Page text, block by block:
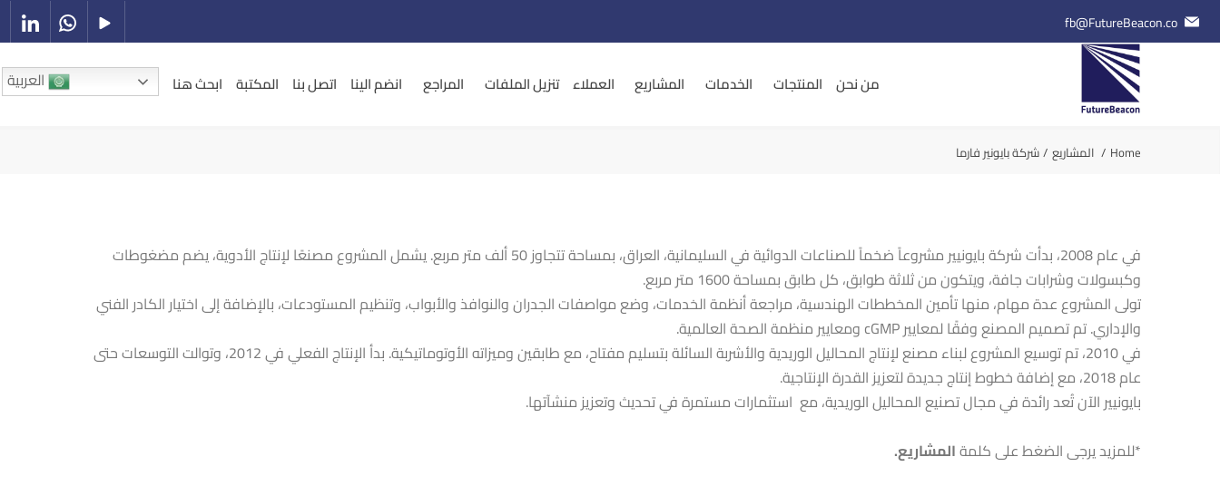
fb@FutureBeacon.co
من نحن المنتجات الخدمات المشاريع العملاء تنزيل الملفات المراجع انضم الينا اتصل بنا المكتبة ابحث هنا العربية
Home المشاريع شركة بايونير فارما
في عام 2008، بدأت شركة بايونيير مشروعاً ضخماً للصناعات الدوائية في السليمانية، العراق، بمساحة تتجاوز 50 ألف متر مربع. يشمل المشروع مصنعًا لإنتاج الأدوية، يضم مضغوطات
وكبسولات وشرابات جافة، ويتكون من ثلاثة طوابق، كل طابق بمساحة 1600 متر مربع.
تولى المشروع عدة مهام، منها تأمين المخططات الهندسية، مراجعة أنظمة الخدمات، وضع مواصفات الجدران والنوافذ والأبواب، وتنظيم المستودعات، بالإضافة إلى اختيار الكادر الفني
والإداري. تم تصميم المصنع وفقًا لمعايير cGMP ومعايير منظمة الصحة العالمية.
في 2010، تم توسيع المشروع لبناء مصنع لإنتاج المحاليل الوريدية والأشربة السائلة بتسليم مفتاح، مع طابقين وميزاته الأوتوماتيكية. بدأ الإنتاج الفعلي في 2012، وتوالت التوسعات حتى
عام 2018، مع إضافة خطوط إنتاج جديدة لتعزيز القدرة الإنتاجية.
بايونيير الآن تُعد رائدة في مجال تصنيع المحاليل الوريدية، مع استثمارات مستمرة في تحديث وتعزيز منشآتها.
*للمزيد يرجى الضغط على كلمةالمشاريع.